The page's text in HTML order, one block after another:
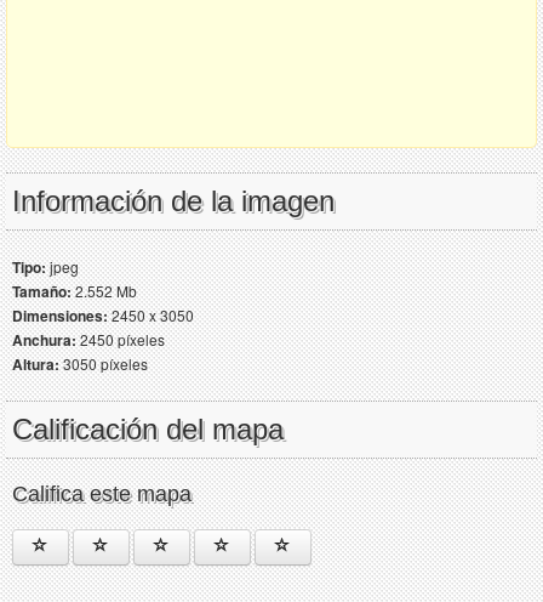
Información de la imagen
Tipo:jpeg
Tamaño:2.552 Mb
Dimensiones:2450 x 3050
Anchura:2450 píxeles
Altura:3050 píxeles
Calificación del mapa
Califica este mapa